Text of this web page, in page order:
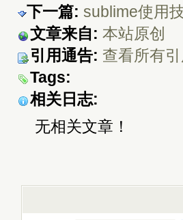
下一篇: sublime使用
文章来自: 本站原创
引用通告: 查看所有
Tags:
相关日志:
无相关文章！